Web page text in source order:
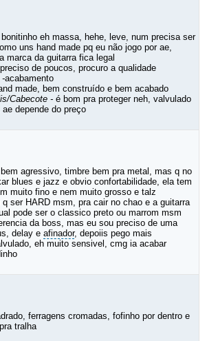
eh massa, hehe, leve, num precisa ser
uns hand made pq eu não jogo por ae,
marca da guitarra fica legal
de poucos, procuro a qualidade
-acabamento
made, bem construído e bem acabado
Cabecote - é bom pra proteger neh, valvulado
depende do preço
agressivo, timbre bem pra metal, mas q no
blues e jazz e obvio confortabilidade, ela tem
muito fino e nem muito grosso e talz
q ser HARD msm, pra cair no chao e a guitarra
pode ser o classico preto ou marrom msm
da boss, mas eu sou preciso de uma
delay e afinador, depoiis pego mais
eh muito sensivel, cmg ia acabar
ferragens cromadas, fofinho por dentro e
tralha